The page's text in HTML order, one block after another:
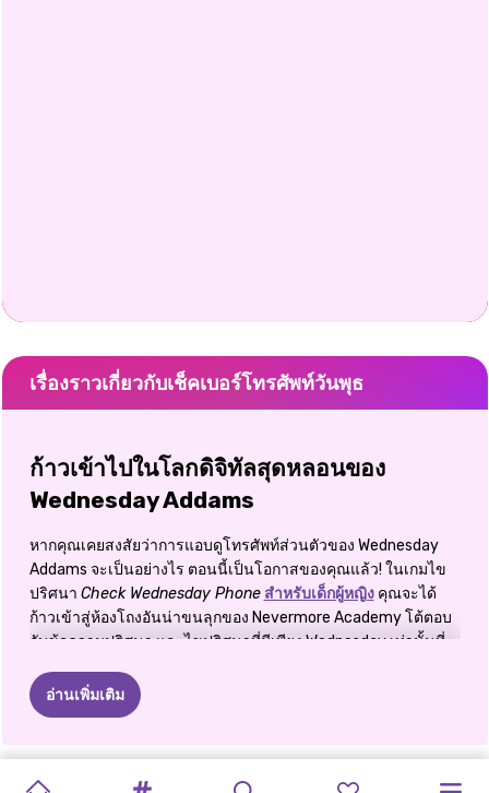
เรื่องราวเกี่ยวกับเช็คเบอร์โทรศัพท์วันพุธ
ก้าวเข้าไปในโลกดิจิทัลสุดหลอนของ
Wednesday Addams
หากคุณเคยสงสัยว่าการแอบดูโทรศัพท์ส่วนตัวของ Wednesday
Addams จะเป็นอย่างไร ตอนนี้เป็นโอกาสของคุณแล้ว! ในเกมไข
ปริศนา Check Wednesday Phone สำหรับเด็กผู้หญิงคุณจะได้
ก้าวเข้าสู่ห้องโถงอันน่าขนลุกของ Nevermore Academy โต้ตอบ
กับข้อความปริศนา และไขปริศนาที่มีเพียง Wednesday เท่านั้นที่
แอคทีฟ อัดแน่นไปด้วยความลับ ปริศนา และอารมณ์ขันแบบ
Addams Family ตั้งแต่การอ่านอีเมลสุดหลอนไปจนถึงการตั้งวอลล์
แสนชาญฉลาดของ Wednesday สำรวจห้องพักของเธอ สืบสวน
วัตถุประหลาด และค้นพบเบาะแสที่ซ่อนอยู่ แต่จงระวัง ไม่มีอะไรใน
อ่านเพิ่มเติม
การจัดเรียง :
เกมแต่งตัว งานแต่งงาน
ปริศนาจิ๊ก ราชินีแห่งไพ่ ปริศนาฤดู
วันพุธ มัธยมปลาย วันพุธ